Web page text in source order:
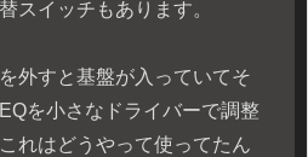
スイッチもあります。
外すと基盤が入っていてそ
を小さなドライバーで調整
れはどうやって使ってたん